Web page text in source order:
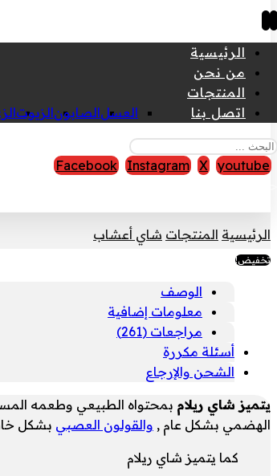
الرئيسية
من نحن
المنتجات
الزيوتالصابونالعسل
اتصل بنا
Facebook Instagram X youtube
الرئيسية المنتجات شاي أعشاب
تخفيض!
الوصف
معلومات إضافية
مراجعات (261)
أسئلة مكررة
الشحن والإرجاع
يتميز شاي ريلام بمحتواه الطبيعي وطعمه
الهضمي بشكل عام , والقولون العصبي بشكل
كما يتميز شاي ريلام